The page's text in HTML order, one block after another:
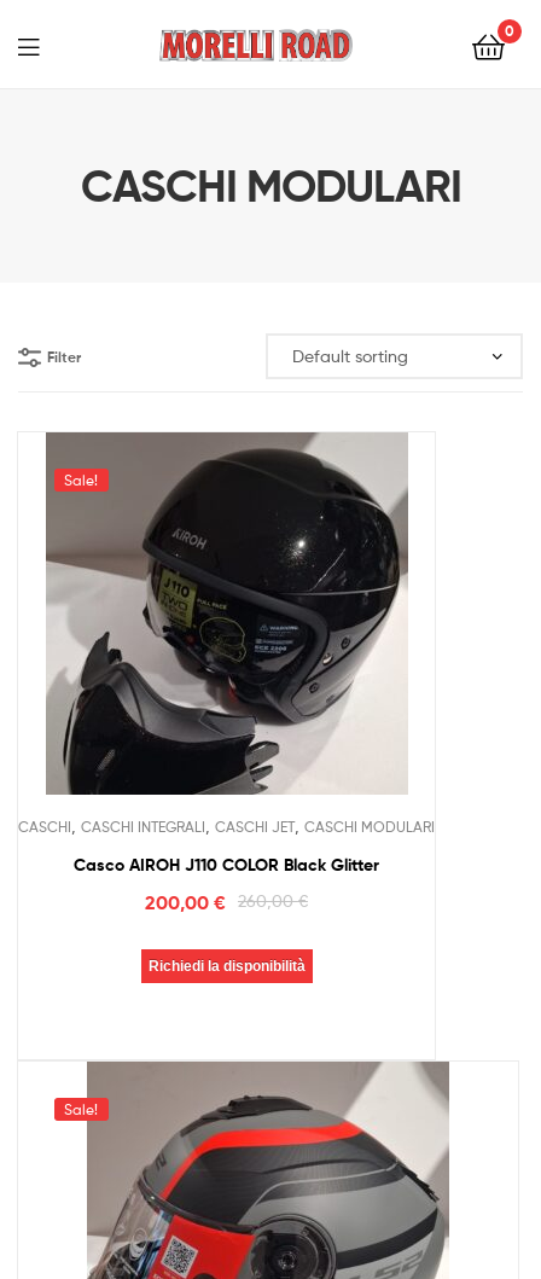
0
CASCHI MODULARI
Filter
Sale!
CASCHI CASCHI INTEGRALI CASCHI JET, CASCHI MODULARI
Casco AIROH J110 COLOR Black Glitter
260,00€
200,00€
Richiedi la disponibilità
Sale!